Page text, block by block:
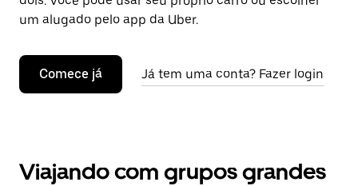
um alugado pelo app da Uber.
Comece já Já tem uma conta? Fazer login
Viajando com grupos grandes